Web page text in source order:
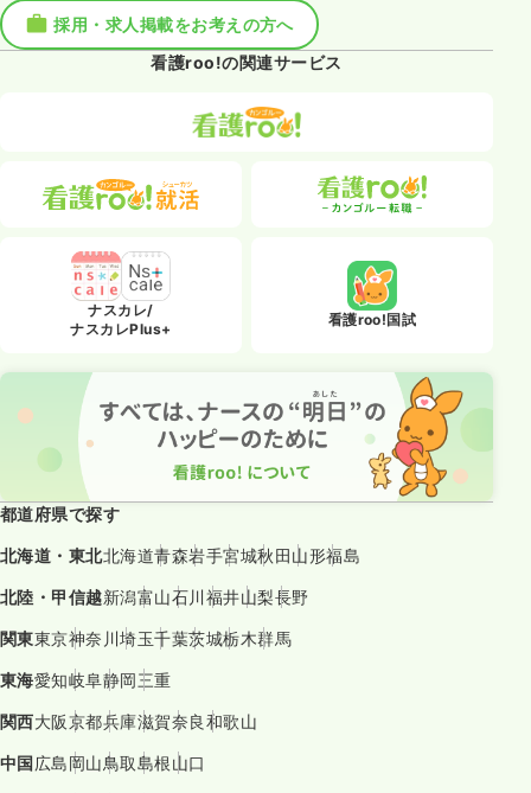
採用・求人掲載をお考えの方へ
看護roo!の関連サービス
ナスカレ/
ナスカレPlus+
看護roo!国試
都道府県で探す
北海道・東北北海道青森岩手宮城秋田山形福島
北陸・甲信越新潟富山石川福井山梨長野
関東東京神奈川埼玉千葉茨城栃木群馬
東海愛知岐阜静岡三重
関西大阪京都兵庫滋賀奈良和歌山
中国広島岡山鳥取島根山口